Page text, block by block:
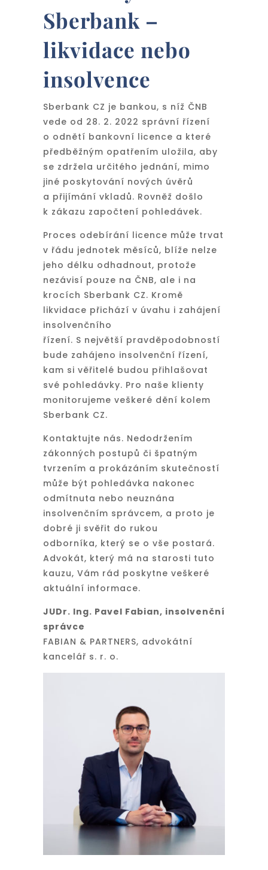
Sberbank –
likvidace nebo
insolvence
Sberbank CZ je bankou, s níž ČNB
vede od 28. 2. 2022 správní řízení
o odnětí bankovní licence a které
předběžným opatřením uložila, aby
se zdržela určitého jednání, mimo
jiné poskytování nových úvěrů
a přijímání vkladů. Rovněž došlo
k zákazu započtení pohledávek.
Proces odebírání licence může trvat
v řádu jednotek měsíců, blíže nelze
jeho délku odhadnout, protože
nezávisí pouze na ČNB, ale i na
krocích Sberbank CZ. Kromě
likvidace přichází v úvahu i zahájení
insolvenčního
řízení. S největší pravděpodobností
bude zahájeno insolvenční řízení,
kam si věřitelé budou přihlašovat
své pohledávky. Pro naše klienty
monitorujeme veškeré dění kolem
Sberbank CZ.
Kontaktujte nás. Nedodržením
zákonných postupů či špatným
tvrzením a prokázáním skutečností
může být pohledávka nakonec
odmítnuta nebo neuznána
insolvenčním správcem, a proto je
dobré ji svěřit do rukou
odborníka, který se o vše postará.
Advokát, který má na starosti tuto
kauzu, Vám rád poskytne veškeré
aktuální informace.
JUDr. Ing. Pavel Fabian, insolvenční
správce
FABIAN & PARTNERS, advokátní
kancelář s. r. o.